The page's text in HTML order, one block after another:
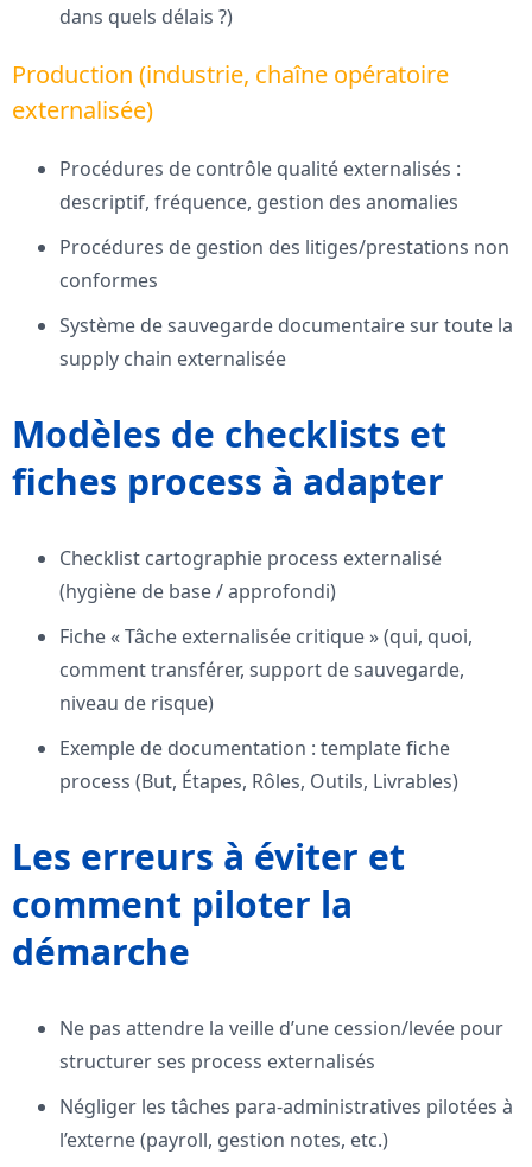
dans quels délais ?)
Production (industrie, chaîne opératoire
externalisée)
Procédures de contrôle qualité externalisés :
descriptif, fréquence, gestion des anomalies
Procédures de gestion des litiges/prestations non
conformes
Système de sauvegarde documentaire sur toute la
supply chain externalisée
Modèles de checklists et
fiches process à adapter
Checklist cartographie process externalisé
(hygiène de base / approfondi)
Fiche « Tâche externalisée critique » (qui, quoi,
comment transférer, support de sauvegarde,
niveau de risque)
Exemple de documentation : template fiche
process (But, Étapes, Rôles, Outils, Livrables)
Les erreurs à éviter et
comment piloter la
démarche
Ne pas attendre la veille d’une cession/levée pour
structurer ses process externalisés
Négliger les tâches para-administratives pilotées à
l’externe (payroll, gestion notes, etc.)